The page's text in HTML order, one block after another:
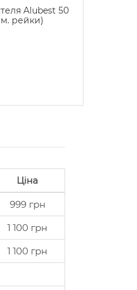
Alubest 50
м. рейки)
Ціна
999 грн
1 100 грн
1 100 грн